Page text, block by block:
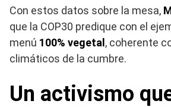
Con estos datos sobre la mesa,
que la COP30 predique con el
menú 100% vegetal, coherente
climáticos de la cumbre.
Un activismo